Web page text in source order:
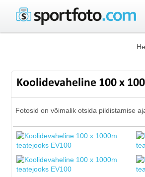
Koolidevaheline 100 x
Fotosid on võimalik otsida pildistamise